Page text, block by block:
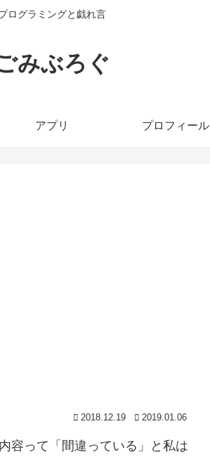
ログラミングと戯れ言
みぶろぐ
アプリ プロフィール
2018.12.19 2019.01.06
容って「間違っている」と私は